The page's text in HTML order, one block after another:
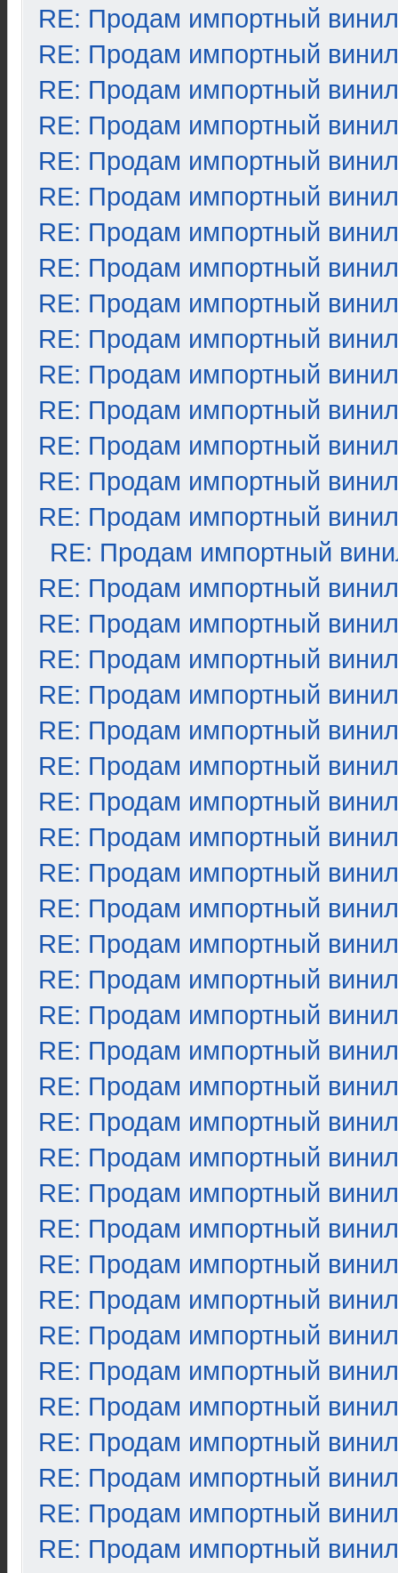
RE: Продам импортный винил
RE: Продам импортный винил
RE: Продам импортный винил
RE: Продам импортный винил
RE: Продам импортный винил
RE: Продам импортный винил
RE: Продам импортный винил
RE: Продам импортный винил
RE: Продам импортный винил
RE: Продам импортный винил
RE: Продам импортный винил
RE: Продам импортный винил
RE: Продам импортный винил
RE: Продам импортный винил
RE: Продам импортный винил
RE: Продам импортный
RE: Продам импортный винил
RE: Продам импортный винил
RE: Продам импортный винил
RE: Продам импортный винил
RE: Продам импортный винил
RE: Продам импортный винил
RE: Продам импортный винил
RE: Продам импортный винил
RE: Продам импортный винил
RE: Продам импортный винил
RE: Продам импортный винил
RE: Продам импортный винил
RE: Продам импортный винил
RE: Продам импортный винил
RE: Продам импортный винил
RE: Продам импортный винил
RE: Продам импортный винил
RE: Продам импортный винил
RE: Продам импортный винил
RE: Продам импортный винил
RE: Продам импортный винил
RE: Продам импортный винил
RE: Продам импортный винил
RE: Продам импортный винил
RE: Продам импортный винил
RE: Продам импортный винил
RE: Продам импортный винил
RE: Продам импортный винил